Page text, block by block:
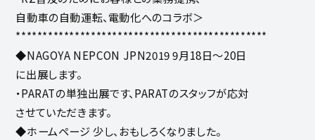
自動車の自動運転、電動化へのコラボ＞
***********************************************
◆NAGOYA NEPCON JPN2019 9月18日～20日
に出展します。
・PARATの単独出展です、PARATのスタッフが応対
させていただきます。
◆ホームページ 少し、おもしろくなりました。